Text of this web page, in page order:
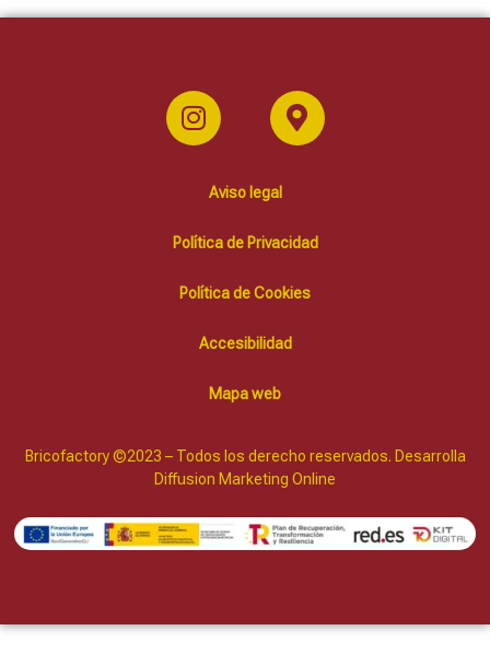
Aviso legal
Política de Privacidad
Política de Cookies
Accesibilidad
Mapa web
Bricofactory ©2023 – Todos los derecho reservados. Desarrolla
Diffusion Marketing Online